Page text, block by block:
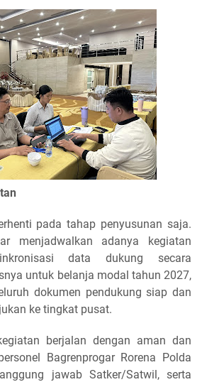
pada tahap penyusunan saja.
menjadwalkan adanya kegiatan
data dukung secara
untuk belanja modal tahun 2027,
dokumen pendukung siap dan
ke tingkat pusat.
berjalan dengan aman dan
Bagrenprogar Rorena Polda
jawab Satker/Satwil, serta